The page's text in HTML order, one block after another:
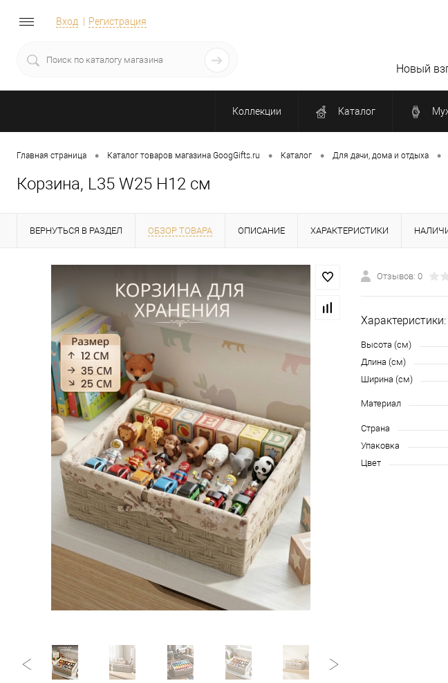
Вход Регистрация
Новый
Коллекции Каталог
Главная страница • Каталог товаров магазина GoogGifts.ru • Каталог • Для дачи, дома и отдыха •
Корзина, L35 W25 H12 см
ВЕРНУТЬСЯ В РАЗДЕЛ ОБЗОР ТОВАРА ОПИСАНИЕ ХАРАКТЕРИСТИКИ
Отзывов: 0
Характеристики:
Высота (см)
Длина (см)
Ширина (см)
Материал
Страна
Упаковка
Цвет